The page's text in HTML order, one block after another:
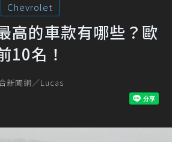
Chevrolet
高的車款有哪些？歐
10名！
新聞網／Lucas